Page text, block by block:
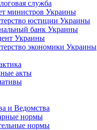
служба
министров Украины
юстиции Украины
банк Украины
Украины
экономики Украины
акты
и Ведомства
нормы
нормы